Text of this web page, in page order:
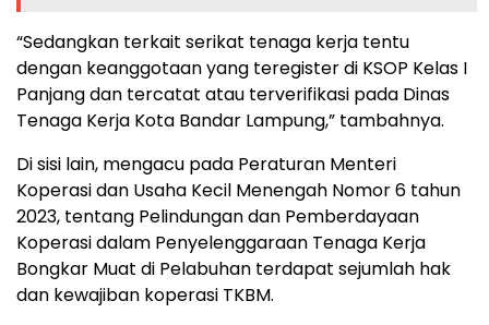
“Sedangkan terkait serikat tenaga kerja tentu
dengan keanggotaan yang teregister di KSOP Kelas I
Panjang dan tercatat atau terverifikasi pada Dinas
Tenaga Kerja Kota Bandar Lampung,” tambahnya.
Di sisi lain, mengacu pada Peraturan Menteri
Koperasi dan Usaha Kecil Menengah Nomor 6 tahun
2023, tentang Pelindungan dan Pemberdayaan
Koperasi dalam Penyelenggaraan Tenaga Kerja
Bongkar Muat di Pelabuhan terdapat sejumlah hak
dan kewajiban koperasi TKBM.